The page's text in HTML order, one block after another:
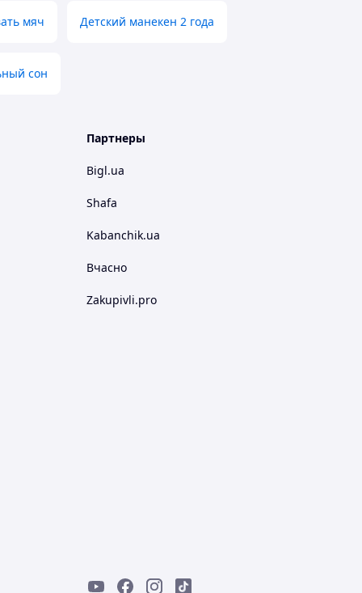
мяч Детский манекен 2 года
сон
Партнеры
Bigl.ua
Shafa
Kabanchik.ua
Вчасно
Zakupivli.pro